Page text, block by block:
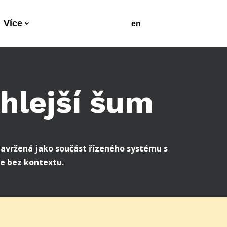
Více cs
en
šum
jako součást řízeného systému s
bez kontextu.